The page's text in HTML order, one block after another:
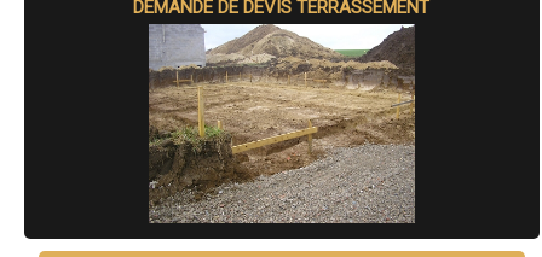
DEMANDE DE DEVIS TERRASSEMENT